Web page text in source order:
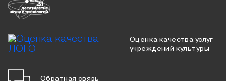
Оценка качества услуг
учреждений культуры
Обратная связь